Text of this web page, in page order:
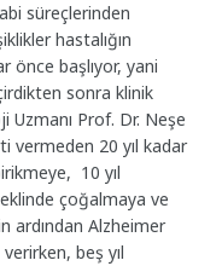
süreçlerinden
hastalığın
önce başlıyor, yani
sonra klinik
Prof. Dr. Neşe
vermeden 20 yıl kadar
10 yıl
çoğalmaya ve
ardından Alzheimer
beş yıl